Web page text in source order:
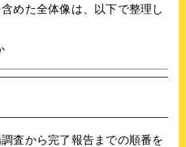
めた全体像は、以下で整理し
査から完了報告までの順番を